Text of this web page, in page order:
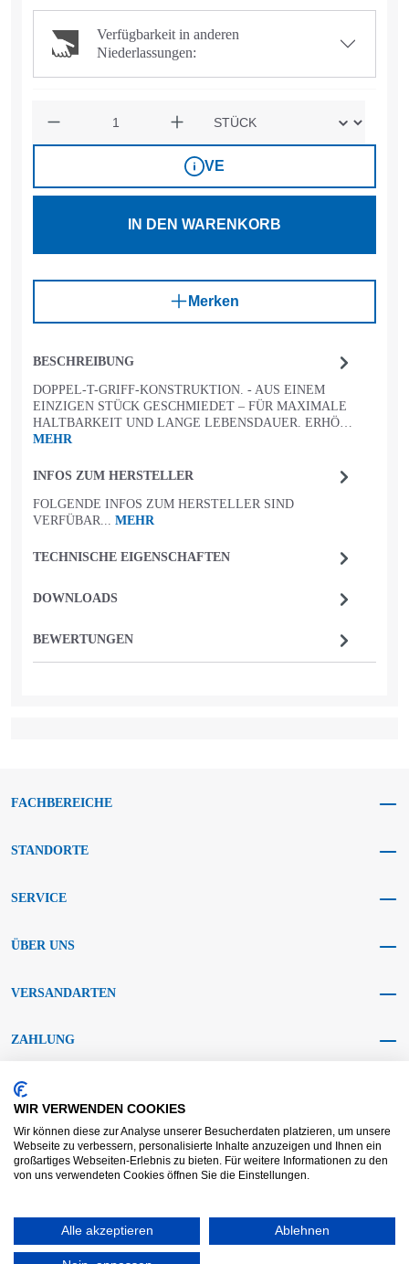
BESCHREIBUNG
DOPPEL-T-GRIFF-KONSTRUKTION. - AUS EINEM
EINZIGEN STÜCK GESCHMIEDET – FÜR MAXIMALE
HALTBARKEIT UND LANGE LEBENSDAUER. ERHÖ…
MEHR
INFOS ZUM HERSTELLER
FOLGENDE INFOS ZUM HERSTELLER SIND
VERFÜBAR... MEHR
TECHNISCHE EIGENSCHAFTEN
DOWNLOADS
BEWERTUNGEN
Verfügbarkeit in anderen
Niederlassungen:
VE
IN DEN WARENKORB
Merken
FACHBEREICHE
STANDORTE
SERVICE
ÜBER UNS
VERSANDARTEN
ZAHLUNG
SOCIAL MEDIA
Impressum
Datenschutz
WIR VERWENDEN COOKIES
Wir können diese zur Analyse unserer Besucherdaten platzieren, um unsere
Webseite zu verbessern, personalisierte Inhalte anzuzeigen und Ihnen ein
großartiges Webseiten-Erlebnis zu bieten. Für weitere Informationen zu den
von uns verwendeten Cookies öffnen Sie die Einstellungen.
Alle akzeptieren Ablehnen